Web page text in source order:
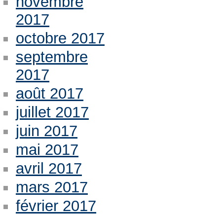
2017
octobre 2017
septembre
2017
août 2017
juillet 2017
juin 2017
mai 2017
avril 2017
mars 2017
février 2017